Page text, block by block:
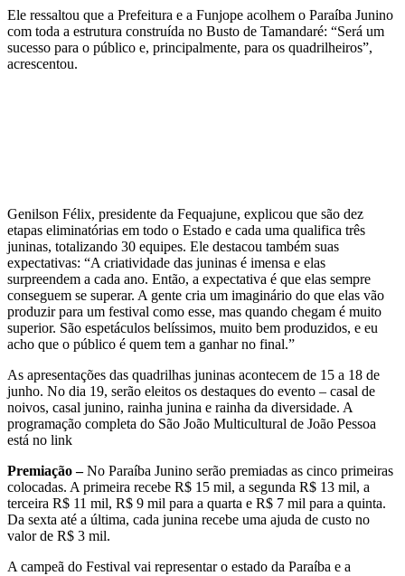
Ele ressaltou que a Prefeitura e a Funjope acolhem o Paraíba Junino
com toda a estrutura construída no Busto de Tamandaré: “Será um
sucesso para o público e, principalmente, para os quadrilheiros”,
acrescentou.
Genilson Félix, presidente da Fequajune, explicou que são dez
etapas eliminatórias em todo o Estado e cada uma qualifica três
juninas, totalizando 30 equipes. Ele destacou também suas
expectativas: “A criatividade das juninas é imensa e elas
surpreendem a cada ano. Então, a expectativa é que elas sempre
conseguem se superar. A gente cria um imaginário do que elas vão
produzir para um festival como esse, mas quando chegam é muito
superior. São espetáculos belíssimos, muito bem produzidos, e eu
acho que o público é quem tem a ganhar no final.”
As apresentações das quadrilhas juninas acontecem de 15 a 18 de
junho. No dia 19, serão eleitos os destaques do evento – casal de
noivos, casal junino, rainha junina e rainha da diversidade. A
programação completa do São João Multicultural de João Pessoa
está no link
Premiação –No Paraíba Junino serão premiadas as cinco primeiras
colocadas. A primeira recebe R$ 15 mil, a segunda R$ 13 mil, a
terceira R$ 11 mil, R$ 9 mil para a quarta e R$ 7 mil para a quinta.
Da sexta até a última, cada junina recebe uma ajuda de custo no
valor de R$ 3 mil.
A campeã do Festival vai representar o estado da Paraíba e a